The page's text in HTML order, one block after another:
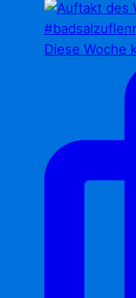
Diese Woche